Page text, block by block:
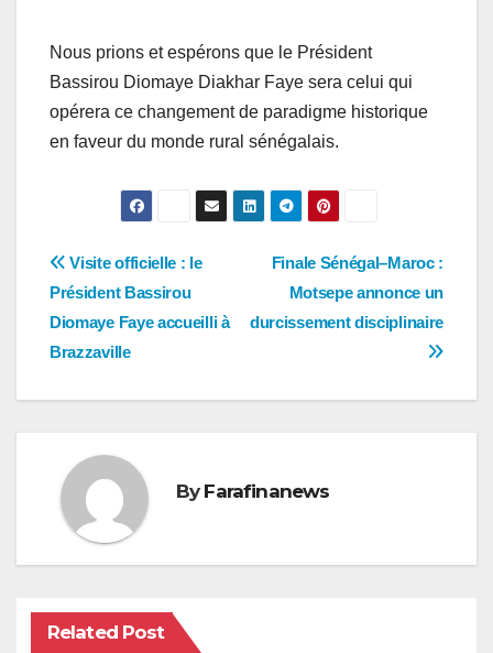
Nous prions et espérons que le Président
Bassirou Diomaye Diakhar Faye sera celui qui
opérera ce changement de paradigme historique
en faveur du monde rural sénégalais.
Navigation
de
l’article
Finale Sénégal–Maroc :
Motsepe annonce un
durcissement disciplinaire
Visite officielle : le
Président Bassirou
Diomaye Faye accueilli à
Brazzaville
By Farafinanews
Related Post